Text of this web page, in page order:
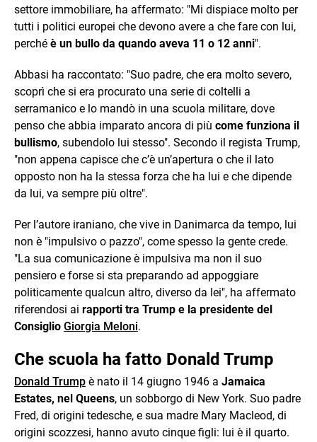
settore immobiliare, ha affermato: "Mi dispiace molto per
tutti i politici europei che devono avere a che fare con lui,
perché è un bullo da quando aveva 11 o 12 anni".
Abbasi ha raccontato: "Suo padre, che era molto severo,
scoprì che si era procurato una serie di coltelli a
serramanico e lo mandò in una scuola militare, dove
penso che abbia imparato ancora di più come funziona il
bullismo, subendolo lui stesso". Secondo il regista Trump,
"non appena capisce che c’è un’apertura o che il lato
opposto non ha la stessa forza che ha lui e che dipende
da lui, va sempre più oltre".
Per l’autore iraniano, che vive in Danimarca da tempo, lui
non è "impulsivo o pazzo", come spesso la gente crede.
"La sua comunicazione è impulsiva ma non il suo
pensiero e forse si sta preparando ad appoggiare
politicamente qualcun altro, diverso da lei", ha affermato
riferendosi ai rapporti tra Trump e la presidente del
Consiglio Giorgia Meloni.
Che scuola ha fatto Donald Trump
Donald Trump è nato il 14 giugno 1946 a Jamaica
Estates, nel Queens, un sobborgo di New York. Suo padre
Fred, di origini tedesche, e sua madre Mary Macleod, di
origini scozzesi, hanno avuto cinque figli: lui è il quarto.